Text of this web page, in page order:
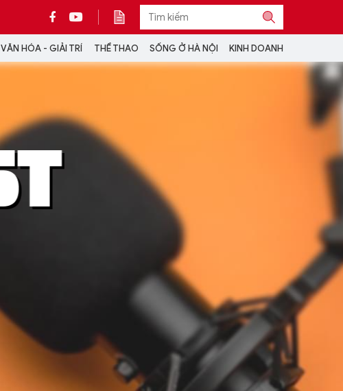
VĂN HÓA - GIẢI TRÍ THỂ THAO SỐNG Ở HÀ NỘI KINH DOANH
CỘNG TÁC VỚI ANTĐ
TRA CỨU XE
HOTLINE: 032 9907 579